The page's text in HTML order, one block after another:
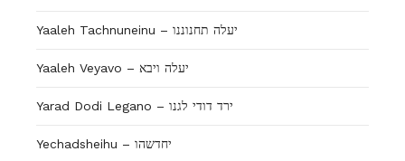
Yaaleh Tachnuneinu – יעלה תחנוננו
Yaaleh Veyavo – יעלה ויבא
Yarad Dodi Legano – ירד דודי לגנו
Yechadsheihu – יחדשהו